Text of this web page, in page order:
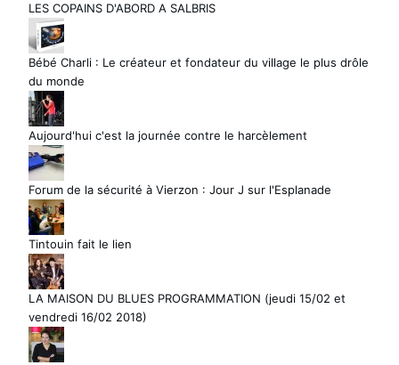
LES COPAINS D'ABORD A SALBRIS
Bébé Charli : Le créateur et fondateur du village le plus drôle
du monde
Aujourd'hui c'est la journée contre le harcèlement
Forum de la sécurité à Vierzon : Jour J sur l'Esplanade
Tintouin fait le lien
LA MAISON DU BLUES PROGRAMMATION (jeudi 15/02 et
vendredi 16/02 2018)